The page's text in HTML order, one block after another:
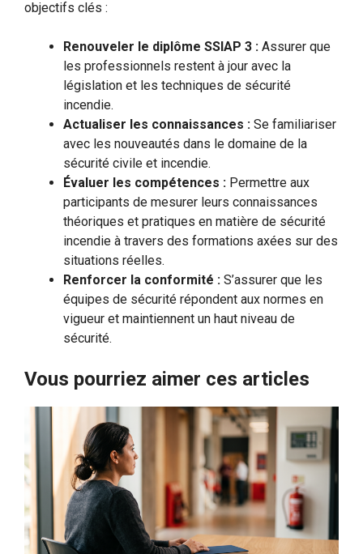
objectifs clés :
Renouveler le diplôme SSIAP 3 : Assurer que
les professionnels restent à jour avec la
législation et les techniques de sécurité
incendie.
Actualiser les connaissances : Se familiariser
avec les nouveautés dans le domaine de la
sécurité civile et incendie.
Évaluer les compétences : Permettre aux
participants de mesurer leurs connaissances
théoriques et pratiques en matière de sécurité
incendie à travers des formations axées sur des
situations réelles.
Renforcer la conformité : S’assurer que les
équipes de sécurité répondent aux normes en
vigueur et maintiennent un haut niveau de
sécurité.
Vous pourriez aimer ces articles